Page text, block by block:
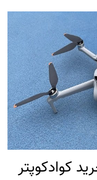
کوادکوپتر